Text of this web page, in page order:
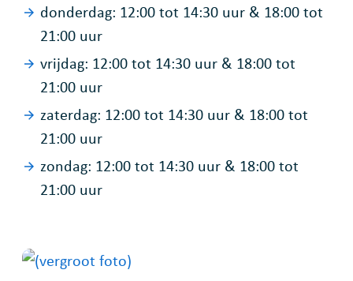
donderdag: 12:00tot 14:30 uur & 18:00tot
21:00 uur
vrijdag: 12:00tot 14:30 uur & 18:00tot
21:00 uur
zaterdag: 12:00tot 14:30 uur & 18:00tot
21:00 uur
zondag: 12:00tot 14:30 uur & 18:00tot
21:00 uur